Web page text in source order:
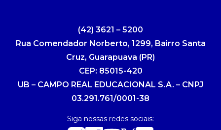
(42) 3621 – 5200
Rua Comendador Norberto, 1299, Bairro Santa
Cruz, Guarapuava (PR)
CEP: 85015-420
UB – CAMPO REAL EDUCACIONAL S.A. – CNPJ
03.291.761/0001-38
Siga nossas redes sociais: